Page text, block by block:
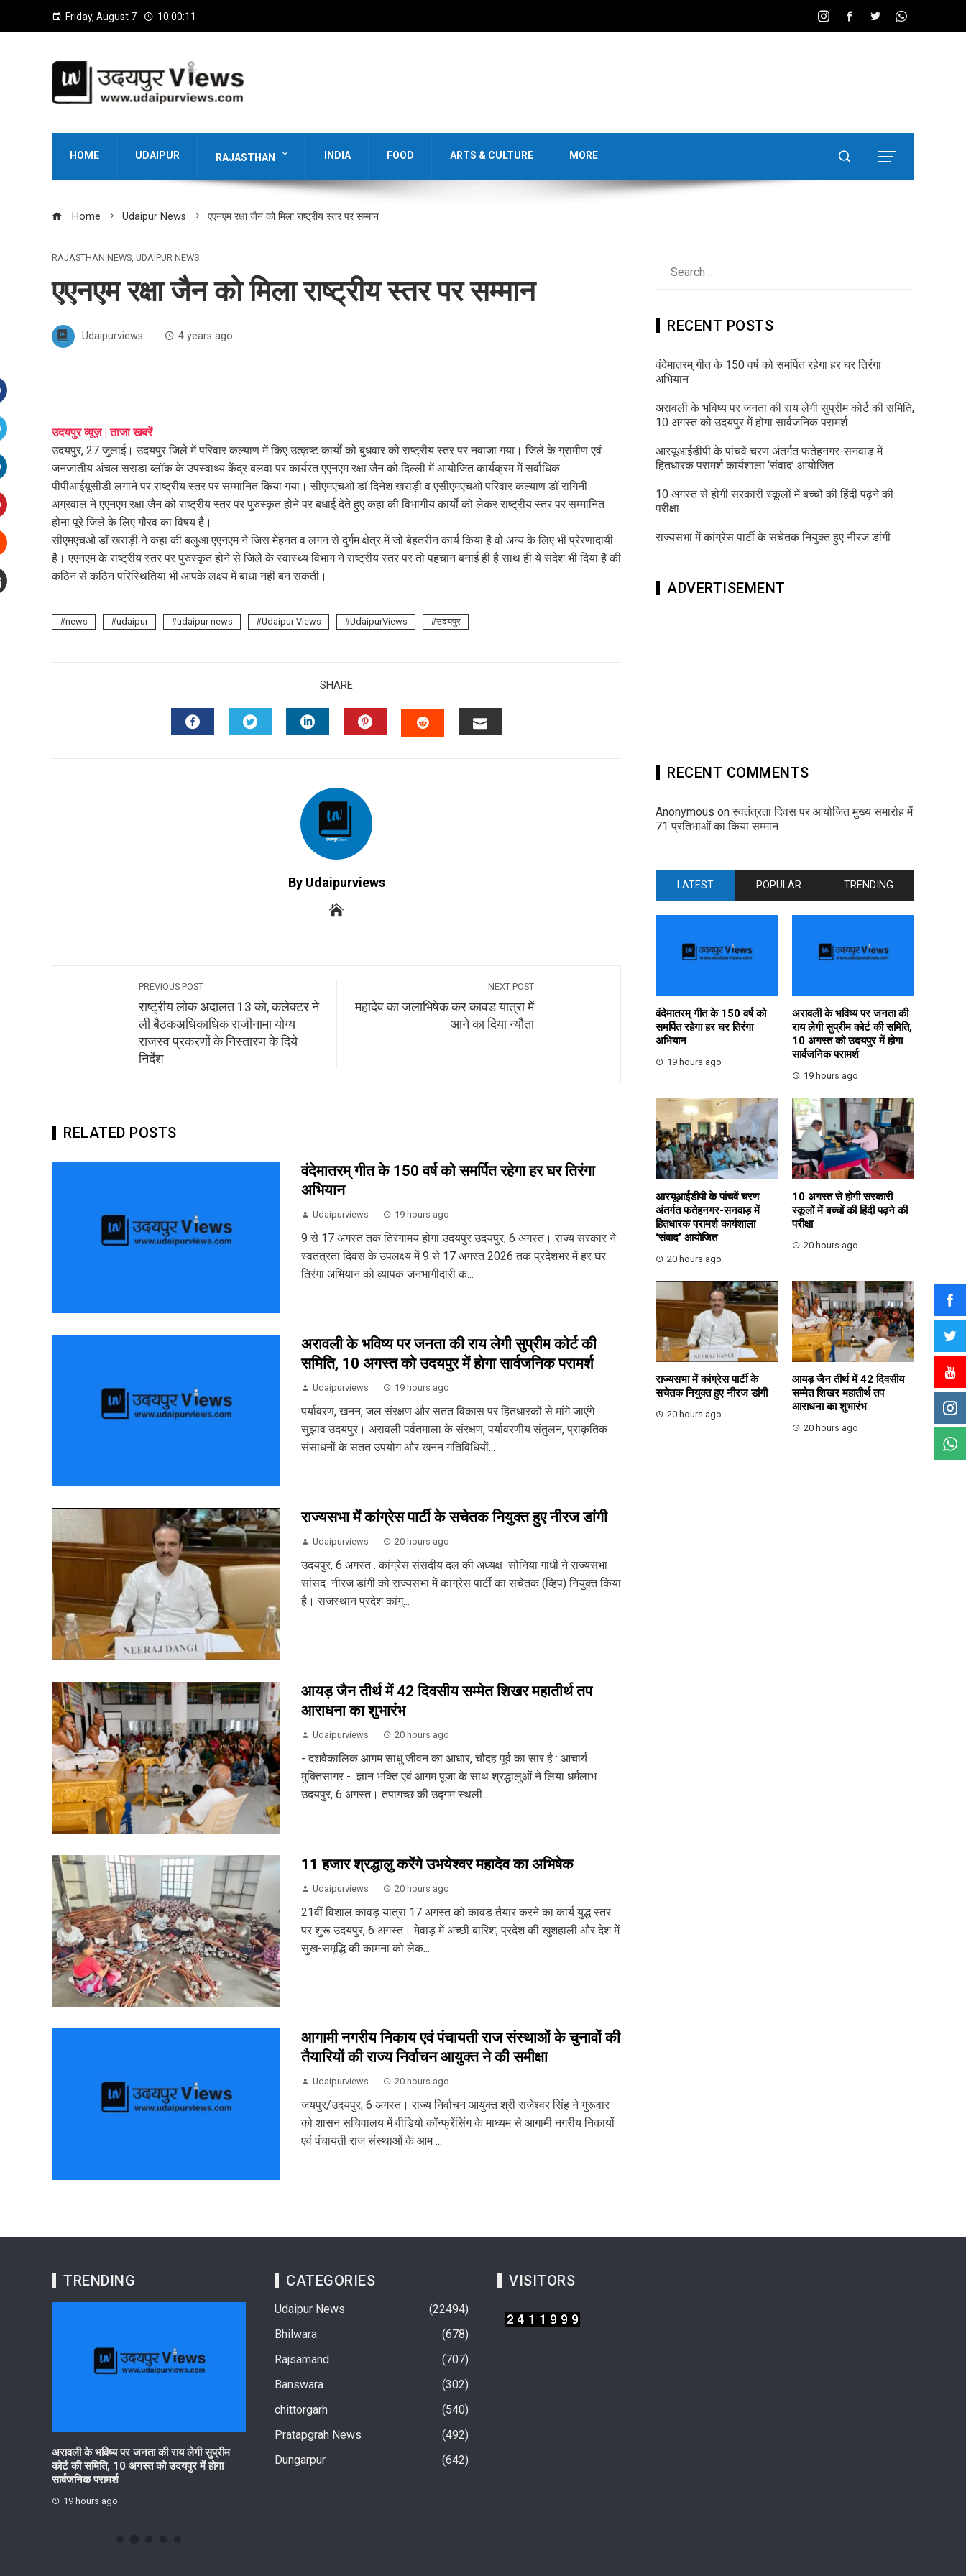
Friday, August 7 10:00:12
HOME UDAIPUR RAJASTHAN INDIA FOOD ARTS & CULTURE MORE
Home Udaipur News एएनएम रक्षा जैन को मिला राष्ट्रीय स्तर पर सम्मान
RAJASTHAN NEWS, UDAIPUR NEWS
एएनएम रक्षा जैन को मिला राष्ट्रीय स्तर पर सम्मान
Udaipurviews 4 years ago
उदयपुर व्यूज़ | ताजा खबरें
उदयपुर, 27 जुलाई। उदयपुर जिले में परिवार कल्याण में किए उत्कृष्ट कार्यों को बुधवार को राष्ट्रीय स्तर पर नवाजा गया। जिले के ग्रामीण एवं
जनजातीय अंचल सराडा ब्लॉक के उपस्वाथ्य केंद्र बलवा पर कार्यरत एएनएम रक्षा जैन को दिल्ली में आयोजित कार्यक्रम में सर्वाधिक
पीपीआईयूसीडी लगाने पर राष्ट्रीय स्तर पर सम्मानित किया गया। सीएमएचओ डॉ दिनेश खराड़ी व एसीएमएचओ परिवार कल्याण डॉ रागिनी
अग्रवाल ने एएनएम रक्षा जैन को राष्ट्रीय स्तर पर पुरुस्कृत होने पर बधाई देते हुए कहा की विभागीय कार्यों को लेकर राष्ट्रीय स्तर पर सम्मानित
होना पूरे जिले के लिए गौरव का विषय है।
सीएमएचओ डॉ खराड़ी ने कहा की बलुआ एएनएम ने जिस मेहनत व लगन से दुर्गम क्षेत्र में जो बेहतरीन कार्य किया है वो अन्य के लिए भी प्रेरणादायी
है। एएनएम के राष्ट्रीय स्तर पर पुरुस्कृत होने से जिले के स्वास्थ्य विभाग ने राष्ट्रीय स्तर पर तो पहचान बनाई ही है साथ ही ये संदेश भी दिया है की
कठिन से कठिन परिस्थितिया भी आपके लक्ष्य में बाधा नहीं बन सकती।
news udaipur udaipur news Udaipur Views UdaipurViews उदयपुर
SHARE
By Udaipurviews
PREVIOUS POST
राष्ट्रीय लोक अदालत 13 को, कलेक्टर ने
ली बैठकअधिकाधिक राजीनामा योग्य
राजस्व प्रकरणों के निस्तारण के दिये
निर्देश
NEXT POST
महादेव का जलाभिषेक कर कावड यात्रा में
आने का दिया न्यौता
RELATED POSTS
वंदेमातरम् गीत के 150 वर्ष को समर्पित रहेगा हर घर तिरंगा
अभियान
Udaipurviews 19 hours ago
9 से 17 अगस्त तक तिरंगामय होगा उदयपुर उदयपुर, 6 अगस्त। राज्य सरकार ने
स्वतंत्रता दिवस के उपलक्ष्य में 9 से 17 अगस्त 2026 तक प्रदेशभर में हर घर
तिरंगा अभियान को व्यापक जनभागीदारी क...
अरावली के भविष्य पर जनता की राय लेगी सुप्रीम कोर्ट की
समिति, 10 अगस्त को उदयपुर में होगा सार्वजनिक परामर्श
Udaipurviews 19 hours ago
पर्यावरण, खनन, जल संरक्षण और सतत विकास पर हितधारकों से मांगे जाएंगे
सुझाव उदयपुर। अरावली पर्वतमाला के संरक्षण, पर्यावरणीय संतुलन, प्राकृतिक
संसाधनों के सतत उपयोग और खनन गतिविधियों...
राज्यसभा में कांग्रेस पार्टी के सचेतक नियुक्त हुए नीरज डांगी
Udaipurviews 20 hours ago
उदयपुर, 6 अगस्त . कांग्रेस संसदीय दल की अध्यक्ष सोनिया गांधी ने राज्यसभा
सांसद नीरज डांगी को राज्यसभा में कांग्रेस पार्टी का सचेतक (व्हिप) नियुक्त किया
है। राजस्थान प्रदेश कांग्...
आयड़ जैन तीर्थ में 42 दिवसीय सम्मेत शिखर महातीर्थ तप
आराधना का शुभारंभ
Udaipurviews 20 hours ago
- दशवैकालिक आगम साधु जीवन का आधार, चौदह पूर्व का सार है : आचार्य
मुक्तिसागर - ज्ञान भक्ति एवं आगम पूजा के साथ श्रद्धालुओं ने लिया धर्मलाभ
उदयपुर, 6 अगस्त। तपागच्छ की उद्गम स्थली...
11 हजार श्रद्धालु करेंगे उभयेश्वर महादेव का अभिषेक
Udaipurviews 20 hours ago
21वीं विशाल कावड़ यात्रा 17 अगस्त को कावड तैयार करने का कार्य युद्ध स्तर
पर शुरू उदयपुर, 6 अगस्त। मेवाड़ में अच्छी बारिश, प्रदेश की खुशहाली और देश में
सुख-समृद्धि की कामना को लेक...
आगामी नगरीय निकाय एवं पंचायती राज संस्थाओं के चुनावों की
तैयारियों की राज्य निर्वाचन आयुक्त ने की समीक्षा
Udaipurviews 20 hours ago
जयपुर/उदयपुर, 6 अगस्त। राज्य निर्वाचन आयुक्त श्री राजेश्वर सिंह ने गुरूवार
को शासन सचिवालय में वीडियो कॉन्फ्रेंसिंग के माध्यम से आगामी नगरीय निकायों
एवं पंचायती राज संस्थाओं के आम ...
RECENT POSTS
वंदेमातरम् गीत के 150 वर्ष को समर्पित रहेगा हर घर तिरंगा
अभियान
अरावली के भविष्य पर जनता की राय लेगी सुप्रीम कोर्ट की समिति,
10 अगस्त को उदयपुर में होगा सार्वजनिक परामर्श
आरयूआईडीपी के पांचवें चरण अंतर्गत फतेहनगर-सनवाड़ में
हितधारक परामर्श कार्यशाला ‘संवाद’ आयोजित
10 अगस्त से होगी सरकारी स्कूलों में बच्चों की हिंदी पढ़ने की
परीक्षा
राज्यसभा में कांग्रेस पार्टी के सचेतक नियुक्त हुए नीरज डांगी
ADVERTISEMENT
RECENT COMMENTS
Anonymous onस्वतंत्रता दिवस पर आयोजित मुख्य समारोह में
71 प्रतिभाओं का किया सम्मान
LATEST POPULAR TRENDING
वंदेमातरम् गीत के 150 वर्ष को
समर्पित रहेगा हर घर तिरंगा
अभियान
19 hours ago
अरावली के भविष्य पर जनता की
राय लेगी सुप्रीम कोर्ट की समिति,
10 अगस्त को उदयपुर में होगा
सार्वजनिक परामर्श
19 hours ago
आरयूआईडीपी के पांचवें चरण
अंतर्गत फतेहनगर-सनवाड़ में
हितधारक परामर्श कार्यशाला
‘संवाद’ आयोजित
20 hours ago
10 अगस्त से होगी सरकारी
स्कूलों में बच्चों की हिंदी पढ़ने की
परीक्षा
20 hours ago
राज्यसभा में कांग्रेस पार्टी के
सचेतक नियुक्त हुए नीरज डांगी
20 hours ago
आयड़ जैन तीर्थ में 42 दिवसीय
सम्मेत शिखर महातीर्थ तप
आराधना का शुभारंभ
20 hours ago
TRENDING
अरावली के भविष्य पर जनता की राय लेगी सुप्रीम
कोर्ट की समिति, 10 अगस्त को उदयपुर में होगा
सार्वजनिक परामर्श
19 hours ago
आरयूआईडीपी के पांचवें चरण अंतर्गत फतेहनगर-
सनवाड़ में हितधारक परामर्श कार्यशाला ‘संवाद’
10 अगस्त से होगी सरकारी स्कूलों में बच्चों की हिंदी
पढ़ने की परीक्षा
CATEGORIES
Udaipur News
22494
Bhilwara
678
Rajsamand
707
Banswara
302
chittorgarh
540
Pratapgrah News
492
Dungarpur
642
VISITORS